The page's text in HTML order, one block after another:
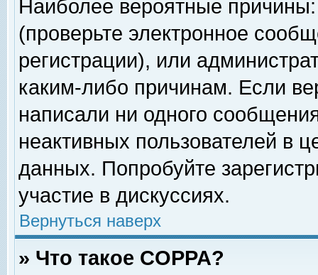
Наиболее вероятные
(проверьте электронное
регистрации), или
каким-либо причинам. Если
написали ни одного
неактивных пользователей в
данных. Попробуйте
участие в дискуссиях.
Вернуться наверх
» Что такое COPPA?